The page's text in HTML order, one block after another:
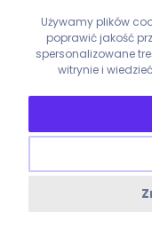
Używamy plików
poprawić jakość
spersonalizowane
witrynie i
Google Ads
Google Ads
Google Ads
Google Ads
Google Ads